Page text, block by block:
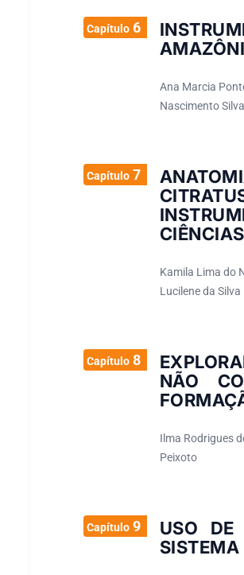
Capítulo6
Ana Marcia
Nascimento
Capítulo7
Kamila Lima do
Lucilene da Silva
Capítulo8
NÃO
Ilma Rodrigues
Peixoto
Capítulo9
USO DE
SISTEMA